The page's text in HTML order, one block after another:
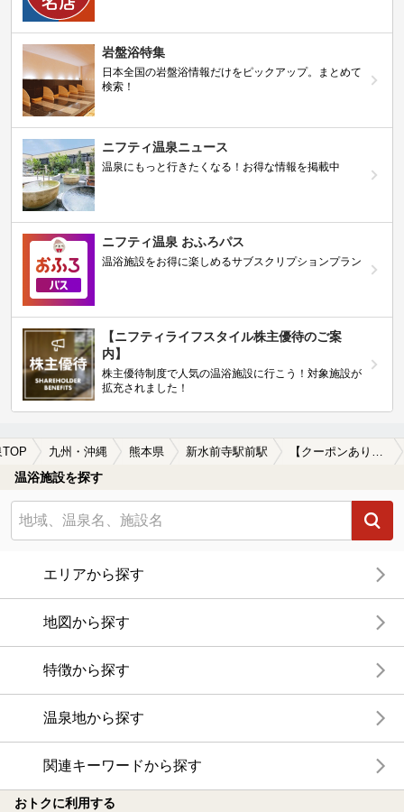
岩盤浴特集
日本全国の岩盤浴情報だけをピックアップ。まとめて
検索！
ニフティ温泉ニュース
温泉にもっと行きたくなる！お得な情報を掲載中
ニフティ温泉 おふろパス
温浴施設をお得に楽しめるサブスクリプションプラン
【ニフティライフスタイル株主優待のご案
内】
株主優待制度で人気の温浴施設に行こう！対象施設が
拡充されました！
TOP 九州・沖縄 熊本県 新水前寺駅前駅 【クーポンあり】切り傷に効能がある新水前寺駅前駅近くの温泉、日帰り温泉、スーパー銭湯おすすめ
温浴施設を探す
エリアから探す
地図から探す
特徴から探す
温泉地から探す
関連キーワードから探す
おトクに利用する